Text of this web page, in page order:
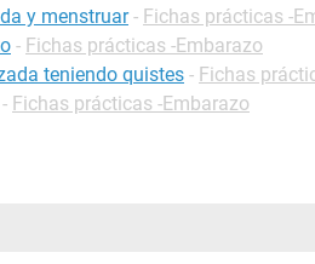
y menstruar - Fichas prácticas -
- Fichas prácticas -Embarazo
teniendo quistes - Fichas
- Fichas prácticas -Embarazo